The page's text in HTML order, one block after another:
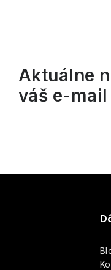
Aktuálne
váš e-mail